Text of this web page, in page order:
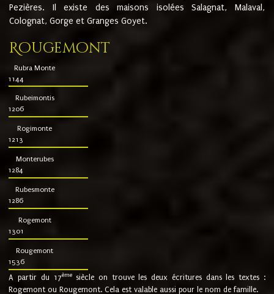
Pezières. Il existe des maisons isolées Salagnat, Malaval,
Colognat, Gorge et Granges Goyet.
Rougemont
Rubra Monte
1144
Rubeimontis
1206
Rogimonte
1213
Monterubes
1284
Rubesmonte
1286
Rogemont
1301
Rougemont
1536
A partir du 17ème siècle on trouve les deux écritures dans les textes :
Rogemont ou Rougemont. Cela est valable aussi pour le nom de famille.